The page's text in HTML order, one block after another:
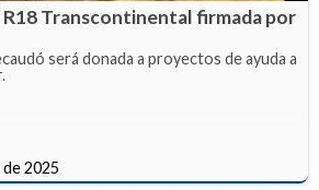
R18 Transcontinental firmada por
será donada a proyectos de ayuda a
2025